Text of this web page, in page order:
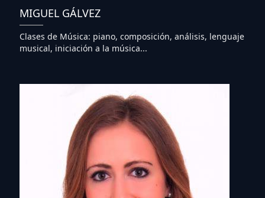
MIGUEL GÁLVEZ
Clases de Música: piano, composición, análisis, lenguaje
musical, iniciación a la música...